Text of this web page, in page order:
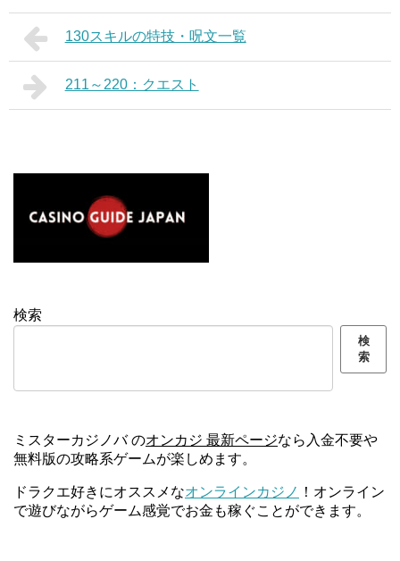
130スキルの特技・呪文一覧
211～220：クエスト
検索
検
索
ミスターカジノバ のオンカジ 最新ページなら入金不要や
無料版の攻略系ゲームが楽しめます。
ドラクエ好きにオススメなオンラインカジノ ！オンライン
で遊びながらゲーム感覚でお金も稼ぐことができます。